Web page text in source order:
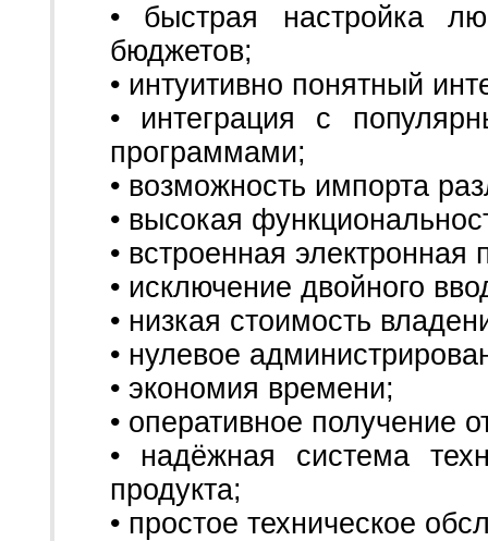
• быстрая настройка
бюджетов;
• интуитивно понятный
• интеграция с
программами;
• возможность импорта
• высокая
• встроенная электронная
• исключение двойного
• низкая стоимость
• нулевое
• экономия времени;
• оперативное получение
• надёжная система
продукта;
• простое техническое